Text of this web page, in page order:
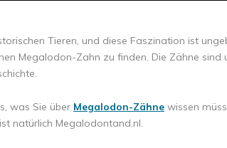
Tieren, und diese Faszination ist
Megalodon-Zahn zu finden. Die Zähne
was Sie über Megalodon-Zähne wissen
natürlich Megalodontand.nl.